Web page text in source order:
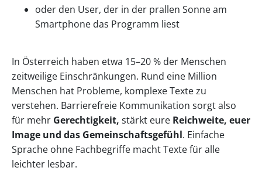
oder den User, der in der prallen Sonne am
Smartphone das Programm liest
In Österreich haben etwa 15–20 % der Menschen
zeitweilige Einschränkungen. Rund eine Million
Menschen hat Probleme, komplexe Texte zu
verstehen. Barrierefreie Kommunikation sorgt also
für mehr Gerechtigkeit, stärkt eure Reichweite, euer
Image und das Gemeinschaftsgefühl. Einfache
Sprache ohne Fachbegriffe macht Texte für alle
leichter lesbar.